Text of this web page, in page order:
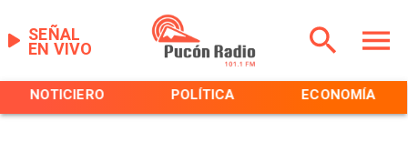
EN VIVO
SEÑAL
NOTICIERO POLÍTICA ECONOMÍA